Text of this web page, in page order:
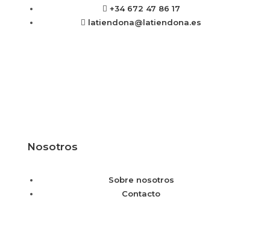
+34 672 47 86 17
latiendona@latiendona.es
Nosotros
Sobre nosotros
Contacto